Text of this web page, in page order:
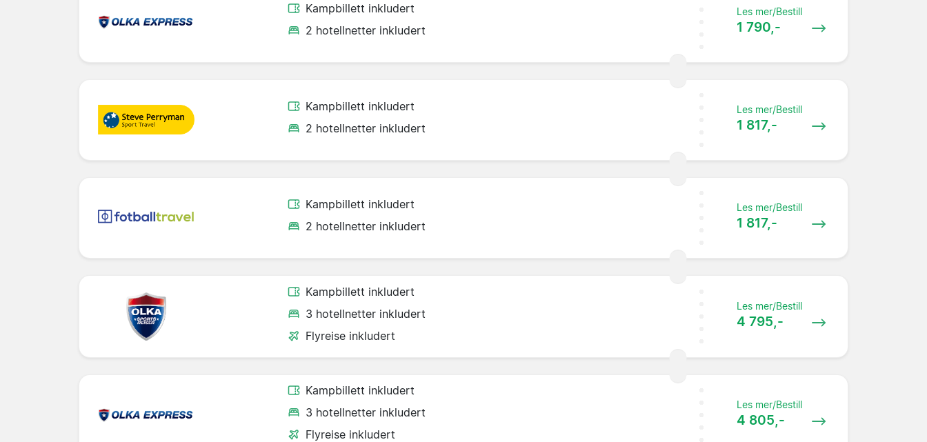
Kampbillett inkludert
2 hotellnetter inkludert
Les mer/Bestill
1 790,-
Kampbillett inkludert
2 hotellnetter inkludert
Les mer/Bestill
1 817,-
Kampbillett inkludert
2 hotellnetter inkludert
Les mer/Bestill
1 817,-
Kampbillett inkludert
3 hotellnetter inkludert
Flyreise inkludert
Les mer/Bestill
4 795,-
Kampbillett inkludert
3 hotellnetter inkludert
Flyreise inkludert
Les mer/Bestill
4 805,-